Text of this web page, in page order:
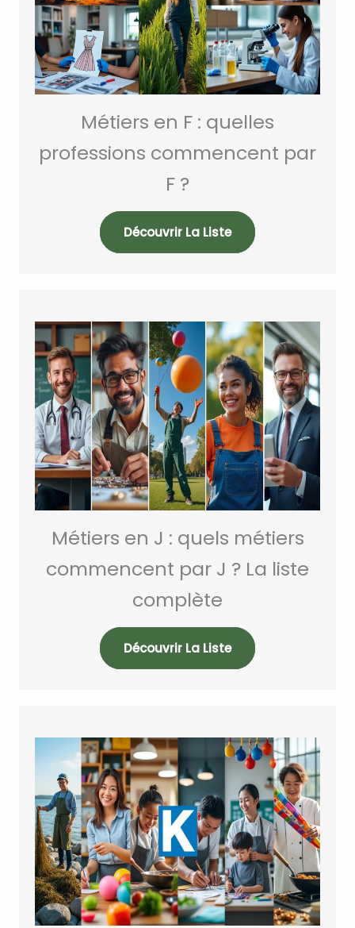
Métiers en F : quelles
professions commencent par
F ?
Découvrir La Liste
Métiers en J : quels métiers
commencent par J ? La liste
complète
Découvrir La Liste